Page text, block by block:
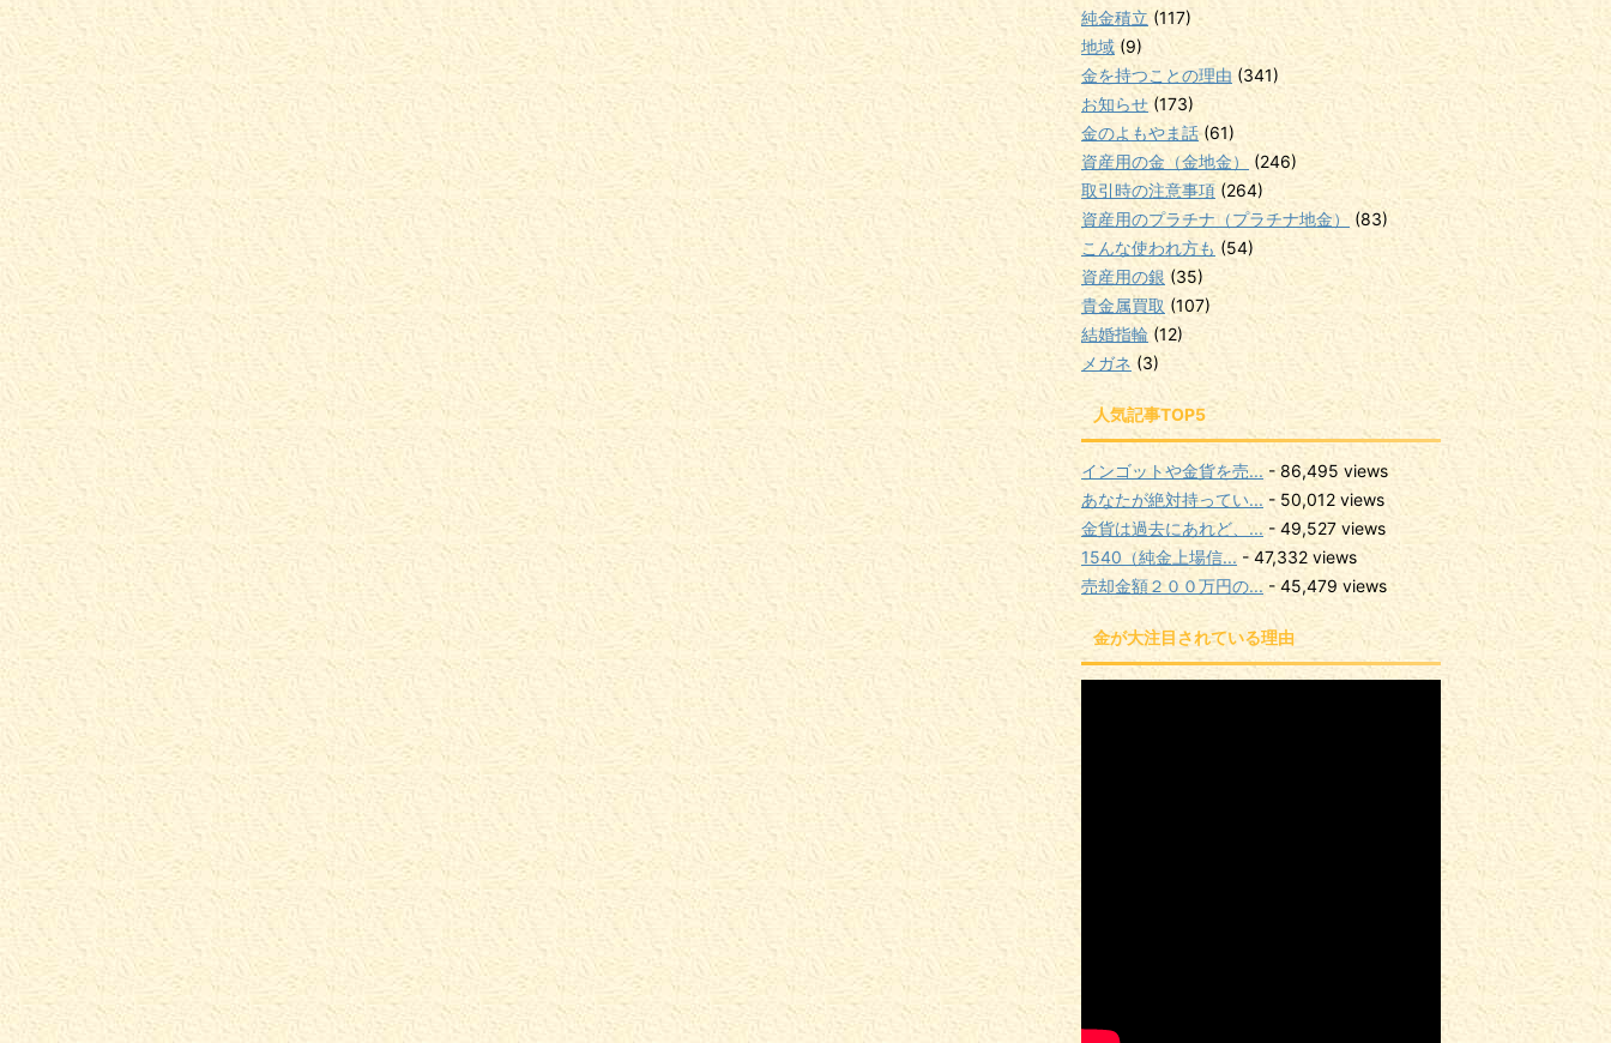
純金積立 (117)
地域 (9)
金を持つことの理由 (341)
お知らせ (173)
金のよもやま話(61)
資産用の金（金地金）
(246)
取引時の注意事項 (264)
資産用のプラチナ（プラチナ地金）
(83)
こんな使われ方も (54)
資産用の銀 (35)
貴金属買取 (107)
結婚指輪 (12)
メガネ (3)
人気記事TOP5
インゴットや金貨を売... - 86,495 views
あなたが絶対持ってい... - 50,012 views
金貨は過去にあれど、... - 49,527 views
1540（純金上場信... - 47,332 views
売却金額２００万円の... - 45,479 views
金が大注目されている理由